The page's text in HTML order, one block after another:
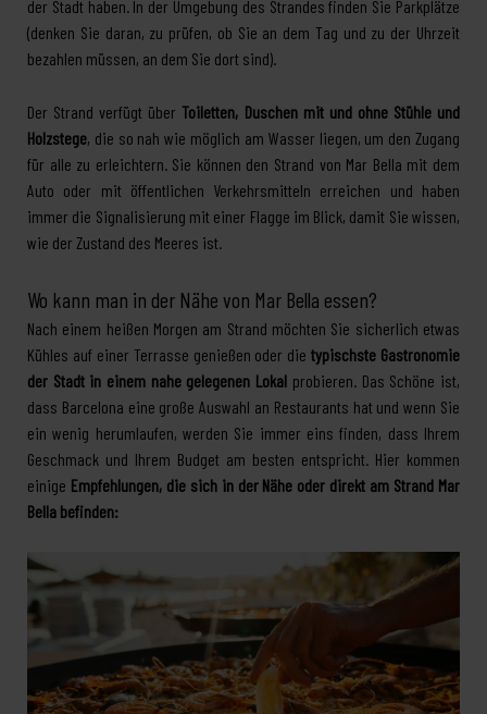
der Stadt haben. In der Umgebung des Strandes finden Sie Parkplätze
(denken Sie daran, zu prüfen, ob Sie an dem Tag und zu der Uhrzeit
bezahlen müssen, an dem Sie dort sind).
Der Strand verfügt über Toiletten, Duschen mit und ohne Stühle und
Holzstege, die so nah wie möglich am Wasser liegen, um den Zugang
für alle zu erleichtern. Sie können den Strand von Mar Bella mit dem
Auto oder mit öffentlichen Verkehrsmitteln erreichen und haben
immer die Signalisierung mit einer Flagge im Blick, damit Sie wissen,
wie der Zustand des Meeres ist.
Wo kann man in der Nähe von Mar Bella essen?
Nach einem heißen Morgen am Strand möchten Sie sicherlich etwas
Kühles auf einer Terrasse genießen oder dietypischste Gastronomie
der Stadt in einem nahe gelegenen Lokal probieren. Das Schöne ist,
dass Barcelona eine große Auswahl an Restaurants hat und wenn Sie
ein wenig herumlaufen, werden Sie immer eins finden, dass Ihrem
Geschmack und Ihrem Budget am besten entspricht. Hier kommen
einige Empfehlungen, die sich in der Nähe oder direkt am Strand Mar
Bella befinden: